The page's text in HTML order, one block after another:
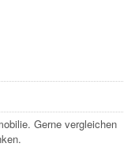
Gerne vergleichen